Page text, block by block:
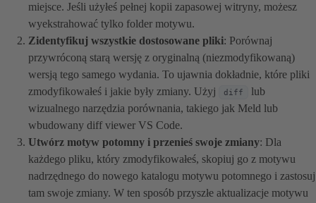
miejsce. Jeśli użyłeś pełnej kopii zapasowej witryny, możesz
wyekstrahować tylko folder motywu.
Zidentyfikuj wszystkie dostosowane pliki: Porównaj
przywróconą starą wersję z oryginalną (niezmodyfikowaną)
wersją tego samego wydania. To ujawnia dokładnie, które pliki
zmodyfikowałeś i jakie były zmiany. Użyj
diff
lub
wizualnego narzędzia porównania, takiego jak Meld lub
wbudowany diff viewer VS Code.
Utwórz motyw potomny i przenieś swoje zmiany: Dla
każdego pliku, który zmodyfikowałeś, skopiuj go z motywu
nadrzędnego do nowego katalogu motywu potomnego i zastosuj
tam swoje zmiany. W ten sposób przyszłe aktualizacje motywu